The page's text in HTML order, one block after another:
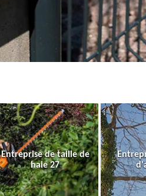
Entreprise de taille de
haie 27